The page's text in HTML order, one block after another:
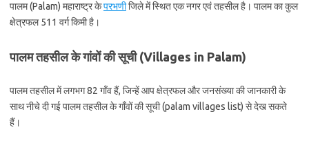
पालम (Palam) महाराष्ट्र केपरभणीजिले में स्थित एक नगर एवं तहसील है। पालम का कुल
क्षेत्रफल 511 वर्ग किमी है।
पालम तहसील के गांवों की सूची (Villages in Palam)
पालम तहसील में लगभग 82 गाँव हैं, जिन्हें आप क्षेत्रफल और जनसंख्या की जानकारी के
साथ नीचे दी गई पालम तहसील के गाँवों की सूची (palam villages list) से देख सकते
हैं।